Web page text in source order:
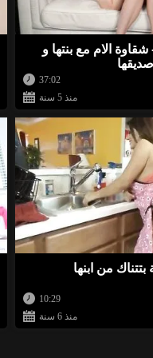
الام مع بنتها و
صديقها
37:02
منذ 5 سنة
من ابنها
10:29
منذ 6 سنة